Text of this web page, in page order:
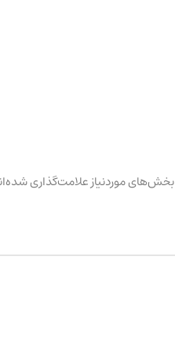
بخش‌های موردنیاز علامت‌گذاری